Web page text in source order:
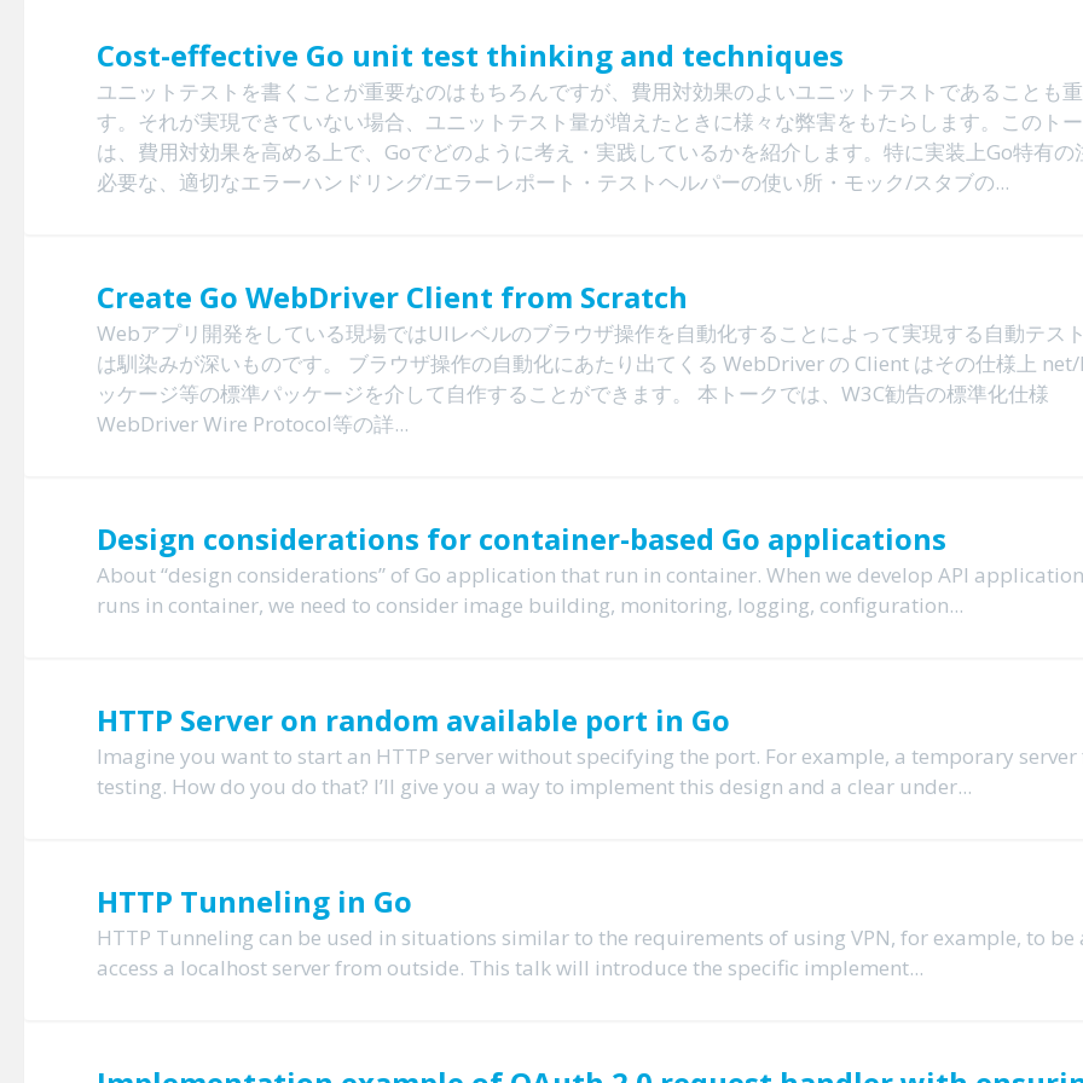
Cost-effective Go unit test thinking and techniques
ユニットテストを書くことが重要なのはもちろんですが、費用対効果のよいユニットテストであることも
す。それが実現できていない場合、ユニットテスト量が増えたときに様々な弊害をもたらします。このト
は、費用対効果を高める上で、Goでどのように考え・実践しているかを紹介します。特に実装上Go特有の
必要な、適切なエラーハンドリング/エラーレポート・テストヘルパーの使い所・モック/スタブの...
Create Go WebDriver Client from Scratch
Webアプリ開発をしている現場ではUIレベルのブラウザ操作を自動化することによって実現する自動テス
は馴染みが深いものです。 ブラウザ操作の自動化にあたり出てくる WebDriver の Client はその仕様上
ッケージ等の標準パッケージを介して自作することができます。 本トークでは、W3C勧告の標準化仕様
WebDriver Wire Protocol等の詳...
Design considerations for container-based Go applications
About “design considerations” of Go application that run in container. When we develop API
runs in container, we need to consider image building, monitoring, logging, configuration...
HTTP Server on random available port in Go
Imagine you want to start an HTTP server without specifying the port. For example, a temporary
testing. How do you do that? I’ll give you a way to implement this design and a clear under...
HTTP Tunneling in Go
HTTP Tunneling can be used in situations similar to the requirements of using VPN, for example, to be
access a localhost server from outside. This talk will introduce the specific implement...